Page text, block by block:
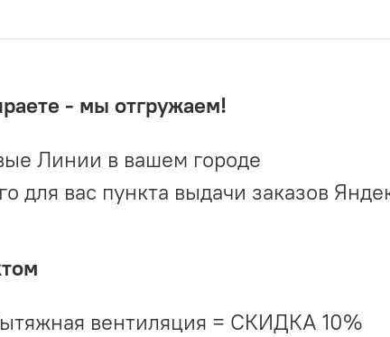
- мы отгружаем!
Линии в вашем городе
вас пункта выдачи заказов
вентиляция = СКИДКА 10%